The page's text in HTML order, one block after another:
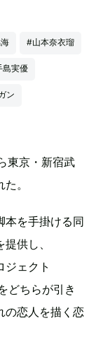
#山本奈衣瑠
島実優
ン
東京・新宿武
。
本を手掛ける同
供し、
ジェクト
どちらが引き
の恋人を描く恋